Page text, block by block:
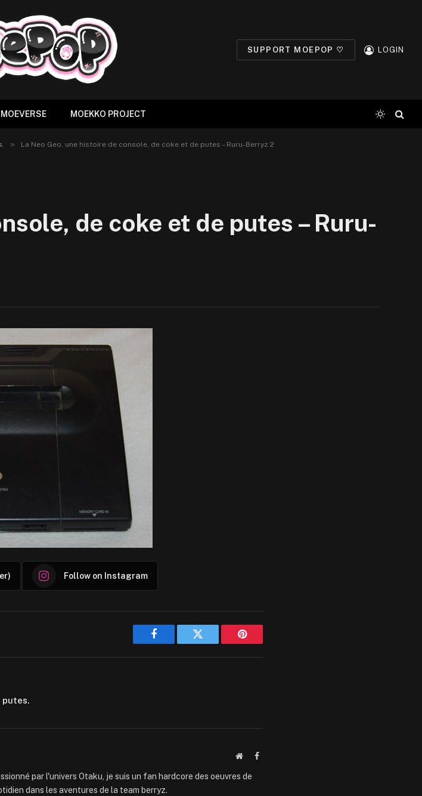
SUPPORT MOEPOP ♡ LOGIN
MOEVERSE MOEKKO PROJECT
» La Neo Geo, une histoire de console, de coke et de putes – Ruru-Berryz 2
de coke et de putes – Ruru-
Follow on Instagram
Facebook Twitter Pinterest
putes.
WebsiteFacebook
par l'univers Otaku, je suis un fan hardcore des oeuvres de
dans les aventures de la team berryz.